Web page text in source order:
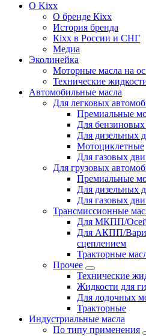
О Kixx
О бренде Кіхх
История бренда
Кіхx в России и СНГ
Медиа
Эколинейка
Моторные масла на
Технические
Автомобильные масла
Для легковых
Премиальные
Для бензиновых
Для дизельных
Мотоциклетные
Для газовых
Для грузовых
Премиальные
Для дизельных
Для газовых
Трансмиссионные
Для МКПП/Осей
Для АКПП/
сцеплением
Тракторные
Прочее
Технические
Жидкости для
Для лодочных
Тракторные
Индустриальные масла
По типу применения